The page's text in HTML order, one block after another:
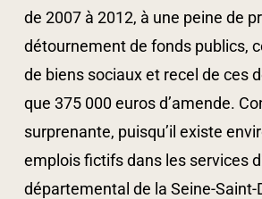
de 2007 à 2012, à une peine de
détournement de fonds publics,
de biens sociaux et recel de ces
que 375 000 euros d’amende.
surprenante, puisqu’il existe
emplois fictifs dans les services
départemental de la Seine-Saint-